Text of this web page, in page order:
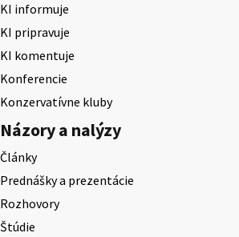
KI informuje
KI pripravuje
KI komentuje
Konferencie
Konzervatívne kluby
Názory a nalýzy
Články
Prednášky a prezentácie
Rozhovory
Štúdie